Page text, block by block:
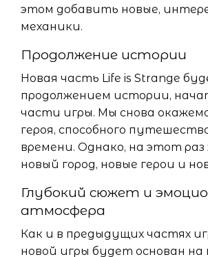
этом добавить новые,
механики.
Продолжение истории
Новая часть Life is Strange
продолжением истории,
части игры. Мы снова
героя, способного
времени. Однако, на этот
новый город, новые герои и
Глубокий сюжет и
атмосфера
Как и в предыдущих частях
новой игры будет основан на